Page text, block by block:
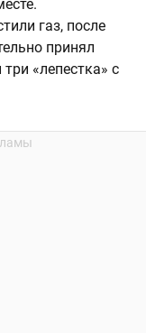
газ, после
принял
«лепестка» с